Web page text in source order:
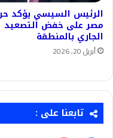
الرئيس السيسي يؤكد
مصر على خفض التصعيد
الجاري بالمنطقة
أبريل 20, 2026
تابعنا على :